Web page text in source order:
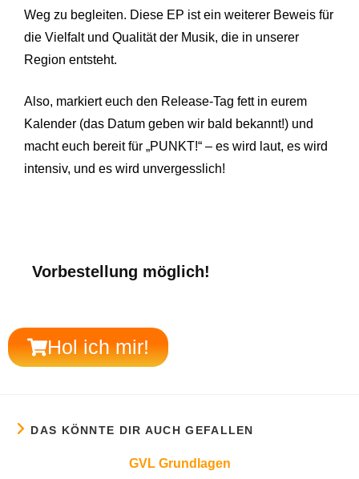
Weg zu begleiten. Diese EP ist ein weiterer Beweis für
die Vielfalt und Qualität der Musik, die in unserer
Region entsteht.
Also, markiert euch den Release-Tag fett in eurem
Kalender (das Datum geben wir bald bekannt!) und
macht euch bereit für „PUNKT!“ – es wird laut, es wird
intensiv, und es wird unvergesslich!
Vorbestellung möglich!
Hol ich mir!
DAS KÖNNTE DIR AUCH GEFALLEN
GVL Grundlagen